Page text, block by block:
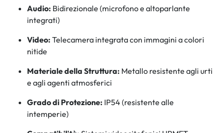
Audio: Bidirezionale (microfono e altoparlante
integrati)
Video: Telecamera integrata con immagini a colori
nitide
Materiale della Struttura: Metallo resistente agli urti
e agli agenti atmosferici
Grado di Protezione: IP54 (resistente alle
intemperie)